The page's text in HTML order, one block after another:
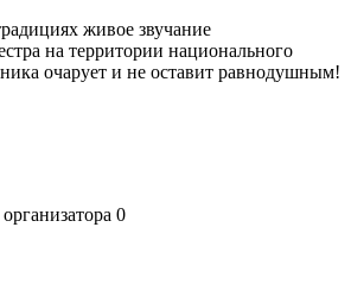
живое звучание
на территории национального
очарует и не оставит равнодушным!
0